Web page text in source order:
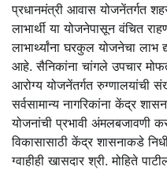
प्रधानमंत्री आवास योजनेंतर्गत
लाभार्थी या योजनेपासून वंचित
लाभार्थ्यांना घरकुल योजनेचा लाभ
आहे. सैनिकांना चांगले उपचार
आरोग्य योजनेंतर्गत रुग्णालयांची
सर्वसामान्य नागरिकांना केंद्र
योजनांची प्रभावी अंमलबजावणी
विकासासाठी केंद्र शासनाकडे
ग्वाहीही खासदार श्री. मोहिते